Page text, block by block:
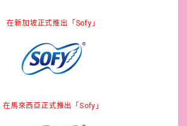
在新加坡正式推出「Sofy」
在馬來西亞正式推出「Sofy」